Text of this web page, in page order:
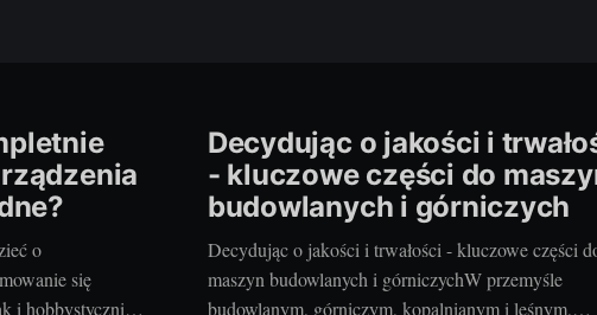
o
się
i hobbystycznie,
Decydując o jakości i
- kluczowe części do
budowlanych i górniczych
Decydując o jakości i trwałości - kluczowe części
maszyn budowlanych i górniczychW przemyśle
budowlanym, górniczym, kopalnianym i leśnym,